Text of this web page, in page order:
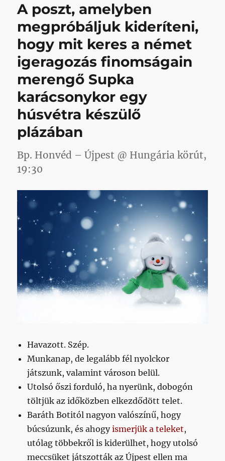
és
remélhetőleg
abszolút
mindenmentes
képpel
kívánnánk
boldog
ünnepeket
című
bejegyzéshez
A poszt, amelyben
megpróbáljuk kideríteni,
hogy mit keres a német
igeragozás finomságain
merengő Supka
karácsonykor egy
húsvétra készülő
plázában
Bp. Honvéd – Újpest @ Hungária körút,
19:30
Havazott. Szép.
Munkanap, de legalább fél nyolckor
játszunk, valamint városon belül.
Utolsó őszi forduló, ha nyerünk, dobogón
töltjük az időközben elkezdődött telet.
Baráth Botitól nagyon valószínű, hogy
búcsúzunk, és ahogyismerjük a teleket,
utólag többekről is kiderülhet, hogy utolsó
meccsüket játszották az Újpest ellen ma